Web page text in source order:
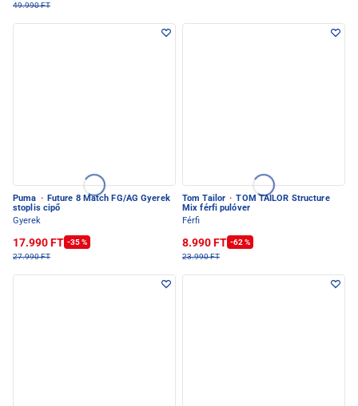
49.990 FT
Puma · Future 8 Match FG/AG Gyerek
stoplis cipő
Gyerek
17.990 FT -35 %
27.990 FT
Tom Tailor · TOM TAILOR Structure
Mix férfi pulóver
Férfi
8.990 FT -62 %
23.990 FT